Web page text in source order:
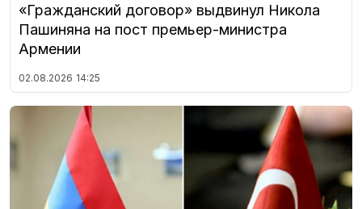
«Гражданский договор» выдвинул Никола
Пашиняна на пост премьер-министра
Армении
02.08.2026 14:25